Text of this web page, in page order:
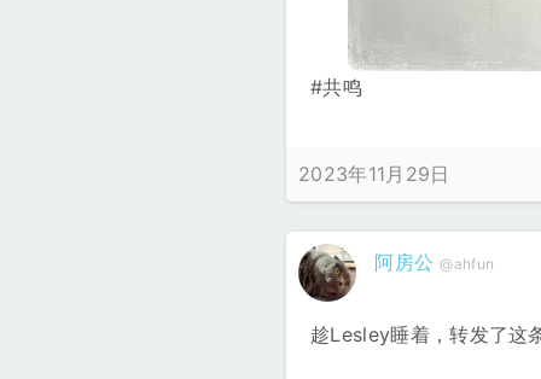
#共鸣
2023年11月29日
阿房公 @ahfun
趁Lesley睡着，转发了这